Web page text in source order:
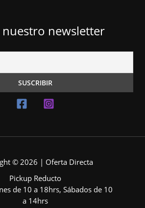
nuestro newsletter
© 2026 | Oferta Directa
Pickup Reducto
de 10 a 18hrs, Sábados de 10
a 14hrs